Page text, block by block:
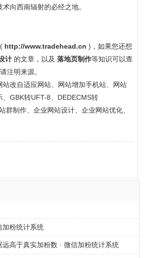
向西南辐射的必经之地。
http://www.tradehead.cn )，如果您还想
计 的文章，以及 落地页制作等知识可以查
注明来源。
站改自适应网站、网站增加手机站、网站
GBK转UFT-8、DEDECMS转
群制作、企业网站设计、企业网站优化、
加粉统计系统
高于真实加粉数 · 微信加粉统计系统